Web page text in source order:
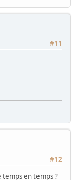
#11
#12
en temps ?